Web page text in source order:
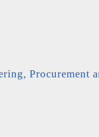
Procurement